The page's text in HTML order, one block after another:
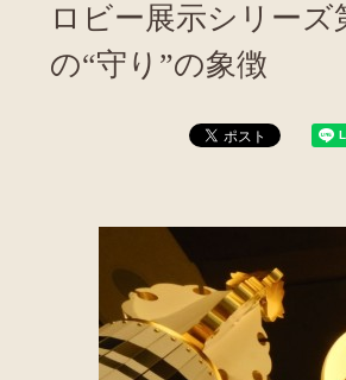
ロビー展示シリー
の“守り”の象徴